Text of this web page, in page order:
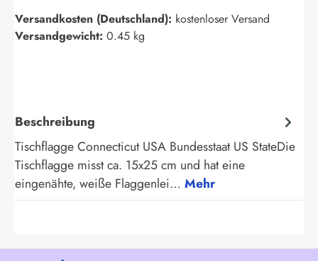
Versandkosten (Deutschland): kostenloser Versand
Versandgewicht: 0.45 kg
Beschreibung
Tischflagge Connecticut USA Bundesstaat US StateDie
Tischflagge misst ca. 15x25 cm und hat eine
eingenähte, weiße Flaggenlei… Mehr